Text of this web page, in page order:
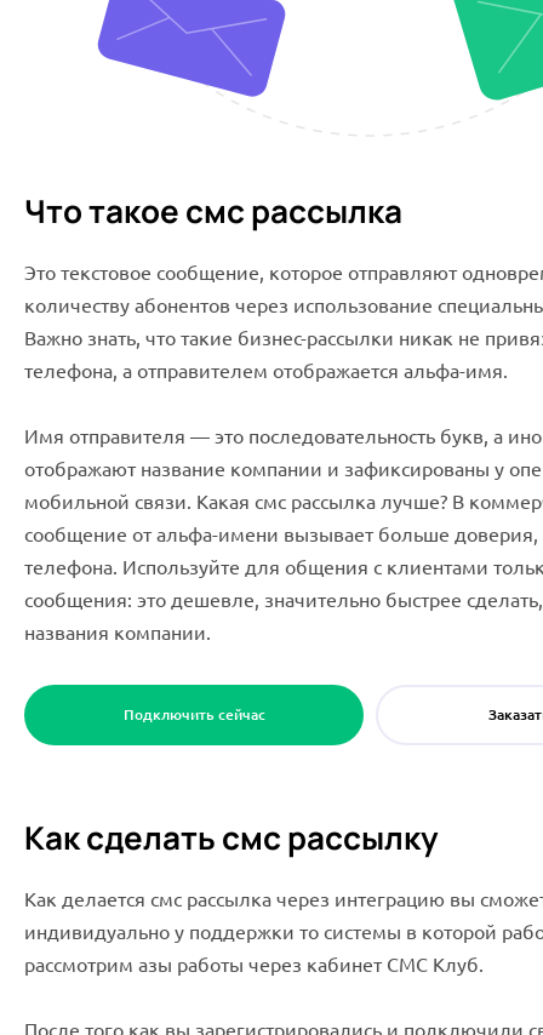
Что такое смс рассылка
Это текстовое сообщение, которое отправляют
количеству абонентов через использование
Важно знать, что такие бизнес-рассылки никак не
телефона, а отправителем отображается альфа-имя.
Имя отправителя — это последовательность букв, а
отображают название компании и зафиксированы у
мобильной связи. Какая смс рассылка лучше? В
сообщение от альфа-имени вызывает больше доверия,
телефона. Используйте для общения с клиентами
сообщения: это дешевле, значительно быстрее
названия компании.
Подключить сейчас
Как сделать смс рассылку
Как делается смс рассылка через интеграцию вы
индивидуально у поддержки то системы в которой
рассмотрим азы работы через кабинет СМС Клуб.
После того как вы зарегистрировались и подключили